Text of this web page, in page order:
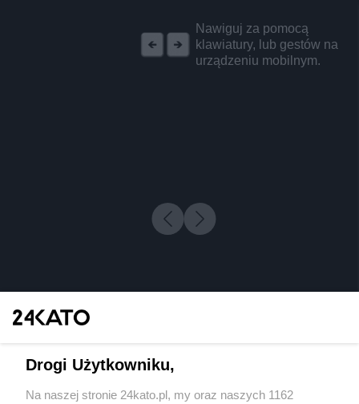
Nawiguj za pomocą
klawiatury, lub gestów na
urządzeniu mobilnym.
Drogi Użytkowniku,
Na naszej stronie 24kato.pl, my oraz naszych 1162